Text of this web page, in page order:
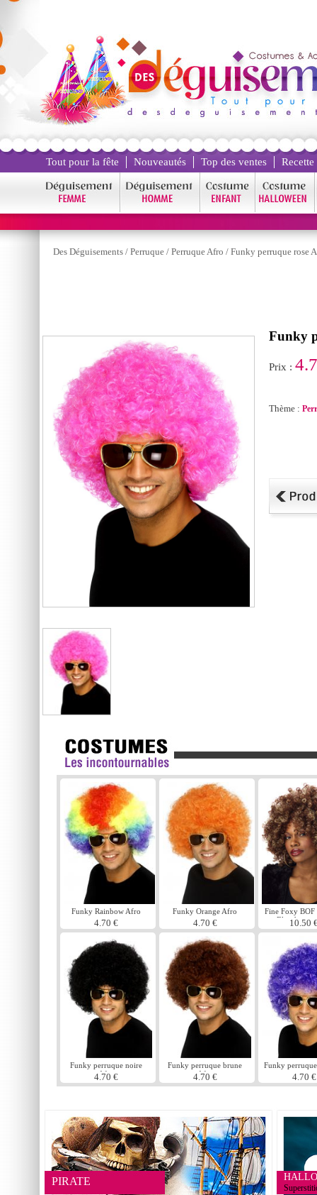
Tout pour la fête Nouveautés Top des ventes
Des Déguisements / Perruque / Perruque Afro / Funky perruque rose
Funky
Prix :
Thème :
Funky Rainbow Afro
perruque
4.70 €
Funky Orange Afro
4.70 €
Fine Foxy BOF
Blonde10.50
Funky perruque noire
Afro
4.70 €
Funky perruque brune
Afro
4.70 €
Funky
pourpre
4.70 €
PIRATE